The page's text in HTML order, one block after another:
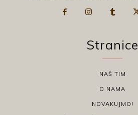
Stranice
NAŠ TIM
O NAMA
NOVAKUJMO!